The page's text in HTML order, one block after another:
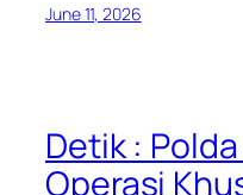
June 11, 2026
Detik :
Operasi